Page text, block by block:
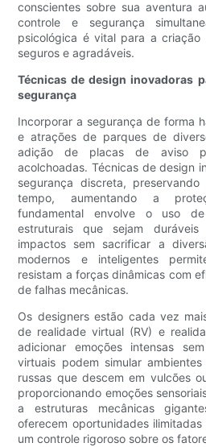
conscientes sobre sua aventura
controle e segurança
psicológica é vital para a
seguros e agradáveis.
Técnicas de design inovadoras
segurança
Incorporar a segurança de forma
e atrações de parques de
adição de placas de aviso
acolchoadas. Técnicas de design
segurança discreta,
tempo, aumentando a
fundamental envolve o uso
estruturais que sejam
impactos sem sacrificar a
modernos e inteligentes
resistam a forças dinâmicas com
de falhas mecânicas.
Os designers estão cada vez
de realidade virtual (RV) e
adicionar emoções intensas
virtuais podem simular
russas que descem em vulcões
proporcionando emoções
a estruturas mecânicas
oferecem oportunidades
um controle rigoroso sobre os